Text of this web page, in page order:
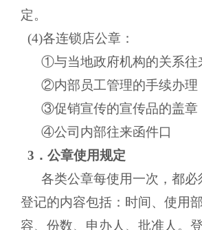
定。
(4)各连锁店公章：
①与当地政府机构的关系往
②内部员工管理的手续办理
③促销宣传的宣传品的盖章
④公司内部往来函件口
3．公章使用规定
各类公章每使用一次，都必
登记的内容包括：时间、使用
容、份数、申办人、批准人。